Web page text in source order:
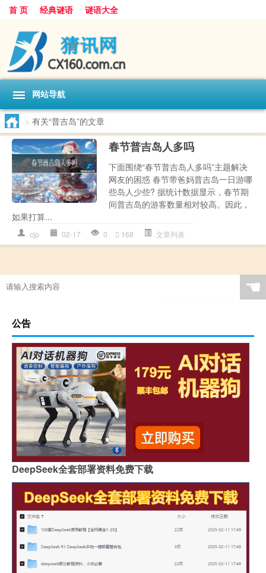
首 页 经典谜语 谜语大全
网站导航
> 有关“普吉岛”的文章
春节普吉岛人多吗
下面围绕“春节普吉岛人多吗”主题解决
网友的困惑 春节带爸妈普吉岛一日游哪
些岛人少些? 据统计数据显示，春节期
间普吉岛的游客数量相对较高。因此，
如果打算...
cjp 02-17 0 168 文章列表
☚
公告
DeepSeek全套部署资料免费下载